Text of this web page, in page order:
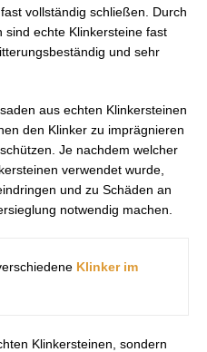
vollständig schließen. Durch
sind echte Klinkersteine fast
und sehr
aus echten Klinkersteinen
den Klinker zu imprägnieren
Je nachdem welcher
verwendet wurde,
und zu Schäden an
notwendig machen.
Klinker im
Klinkersteinen, sondern